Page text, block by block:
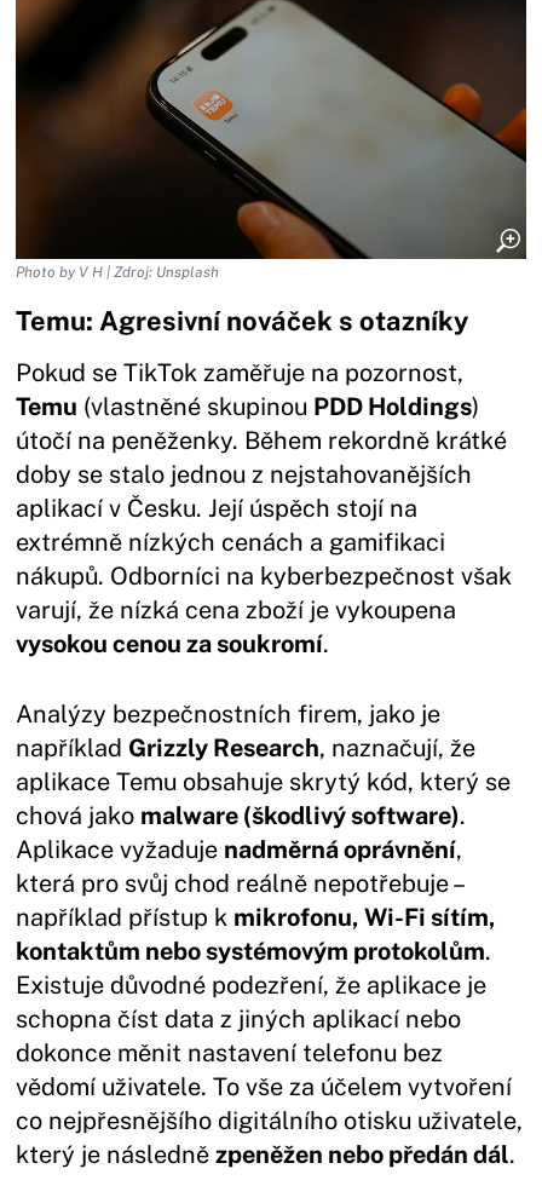
Photo by V H | Zdroj: Unsplash
Temu: Agresivní nováček s otazníky
Pokud se TikTok zaměřuje na pozornost,
Temu (vlastněné skupinou PDD Holdings)
útočí na peněženky. Během rekordně krátké
doby se stalo jednou z nejstahovanějších
aplikací v Česku. Její úspěch stojí na
extrémně nízkých cenách a gamifikaci
nákupů. Odborníci na kyberbezpečnost však
varují, že nízká cena zboží je vykoupena
vysokou cenou za soukromí.
Analýzy bezpečnostních firem, jako je
například Grizzly Research, naznačují, že
aplikace Temu obsahuje skrytý kód, který se
chová jako malware (škodlivý software).
Aplikace vyžaduje nadměrná oprávnění,
která pro svůj chod reálně nepotřebuje –
například přístup k mikrofonu, Wi-Fi sítím,
kontaktům nebo systémovým protokolům.
Existuje důvodné podezření, že aplikace je
schopna číst data z jiných aplikací nebo
dokonce měnit nastavení telefonu bez
vědomí uživatele. To vše za účelem vytvoření
co nejpřesnějšího digitálního otisku uživatele,
který je následnězpeněžen nebo předán dál.